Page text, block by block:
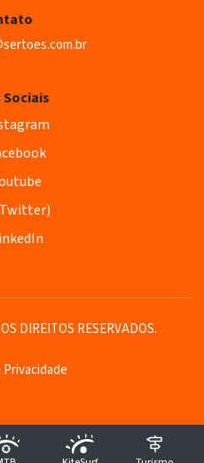
Sociais
DIREITOS RESERVADOS.